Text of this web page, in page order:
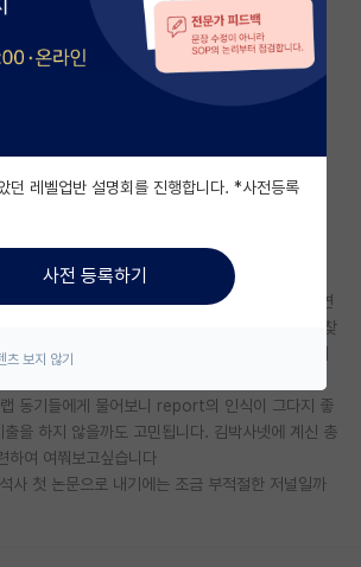
개랩)
후기 게시판
시판
게시판
게시판
니다 석사로 들어온 학생입니다. 현재 진행중인 연
가 나와 논문을 쓰고 있는데, 교수님께서 저널을 찾
report 같은 곳에 내도 괜찮다고 말씀해
동기들에게 물어보니 report의 인식이 그다지 좋
을 하지 않을까도 고민됩니다. 김박사넷에 계신 총
하여 여쭤보고싶습니다
첫 논문으로 내기에는 조금 부적절한 저널일까
던 레벨업반 설명회를 진행합니다. *사전등록
사전 등록하기
츠 보지 않기